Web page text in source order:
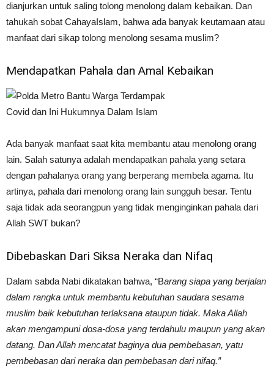
dianjurkan untuk saling tolong menolong dalam kebaikan. Dan
tahukah sobat CahayaIslam, bahwa ada banyak keutamaan atau
manfaat dari sikap tolong menolong sesama muslim?
Mendapatkan Pahala dan Amal Kebaikan
Ada banyak manfaat saat kita membantu atau menolong orang
lain. Salah satunya adalah mendapatkan pahala yang setara
dengan pahalanya orang yang berperang membela agama. Itu
artinya, pahala dari menolong orang lain sungguh besar. Tentu
saja tidak ada seorangpun yang tidak menginginkan pahala dari
Allah SWT bukan?
Dibebaskan Dari Siksa Neraka dan Nifaq
Dalam sabda Nabi dikatakan bahwa, “Barang siapa yang berjalan
dalam rangka untuk membantu kebutuhan saudara sesama
muslim baik kebutuhan terlaksana ataupun tidak. Maka Allah
akan mengampuni dosa-dosa yang terdahulu maupun yang akan
datang. Dan Allah mencatat baginya dua pembebasan, yatu
pembebasan dari neraka dan pembebasan dari nifaq.”